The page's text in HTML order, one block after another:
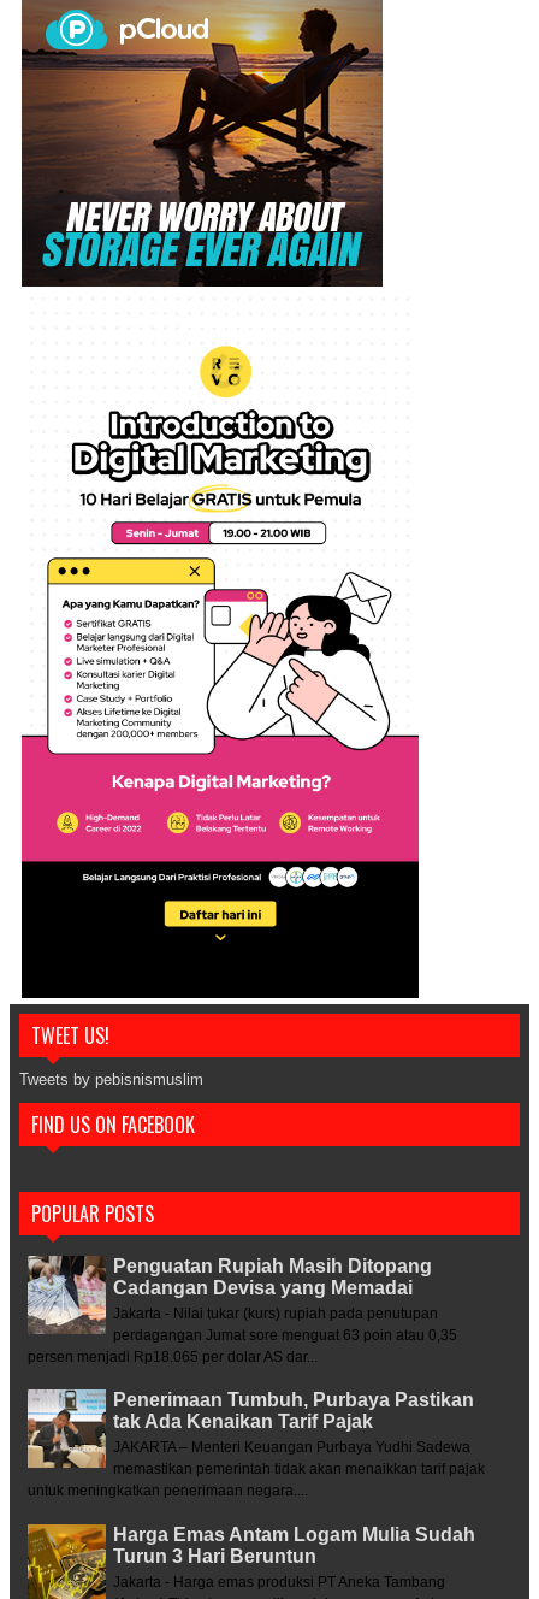
TWEET US!
Tweets by pebisnismuslim
FIND US ON FACEBOOK
POPULAR POSTS
Penguatan Rupiah Masih Ditopang
Cadangan Devisa yang Memadai
Jakarta - Nilai tukar (kurs) rupiah pada penutupan
perdagangan Jumat sore menguat 63 poin atau 0,35
persen menjadi Rp18.065 per dolar AS dar...
Penerimaan Tumbuh, Purbaya Pastikan
tak Ada Kenaikan Tarif Pajak
JAKARTA – Menteri Keuangan Purbaya Yudhi Sadewa
memastikan pemerintah tidak akan menaikkan tarif pajak
untuk meningkatkan penerimaan negara....
Harga Emas Antam Logam Mulia Sudah
Turun 3 Hari Beruntun
Jakarta - Harga emas produksi PT Aneka Tambang